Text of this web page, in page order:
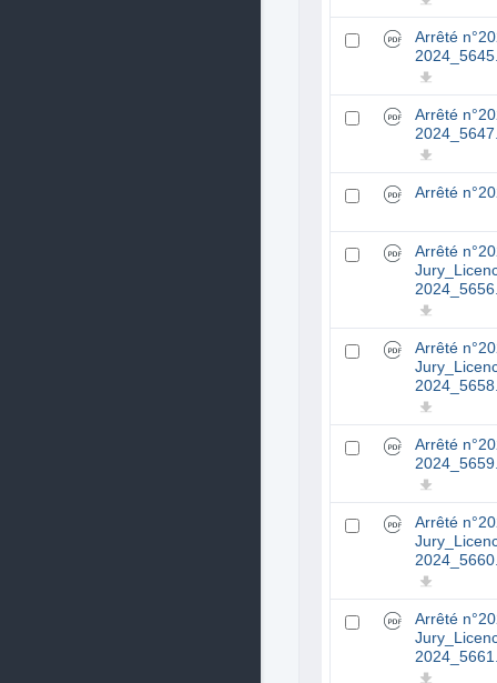
Arrêté
Arrêté
Arrêté
Arrêté
Arrêté
Arrêté
Arrêté
Arrêté